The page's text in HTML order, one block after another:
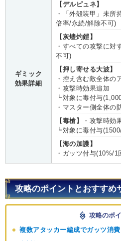
ギミック
効果詳細
【デルピュネ】
・「外殻装甲」未所
倍率/永続/解除不可)
【灰燼灼鎧】
・すべての攻撃に対
不可)
【押し寄せる大波】
・控え含む敵全体の
・攻撃時効果追加
┗対象に毒付与
・マスター側全体の
【毒槍】
・攻撃時効
┗対象に毒付与
【海の加護】
・ガッツ付与(10%/1
攻略のポイントとおすすめ
攻略のポ
複数アタッカー編成でガッツ消費